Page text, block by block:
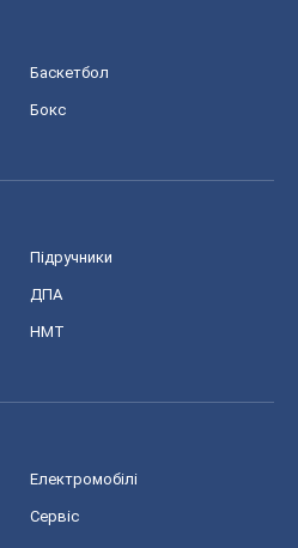
Баскетбол
Бокс
Підручники
ДПА
НМТ
Електромобілі
Сервіс